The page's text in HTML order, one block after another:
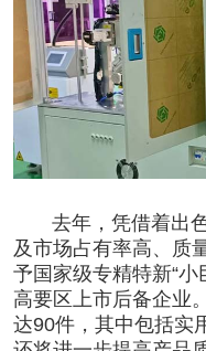
去年，凭借着出
及市场占有率高、质
予国家级专精特新“
高要区上市后备企业
达90件，其中包括实